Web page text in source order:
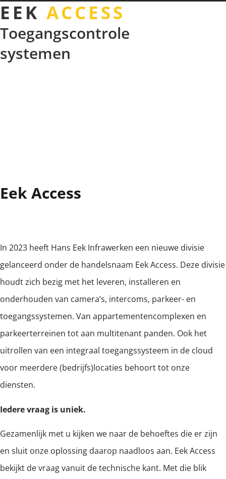
EEK ACCESS
Toegangscontrole
systemen
Eek Access
In 2023 heeft Hans Eek Infrawerken een nieuwe divisie
gelanceerd onder de handelsnaam Eek Access. Deze divisie
houdt zich bezig met het leveren, installeren en
onderhouden van camera’s, intercoms, parkeer- en
toegangssystemen. Van appartementencomplexen en
parkeerterreinen tot aan multitenant panden. Ook het
uitrollen van een integraal toegangssysteem in de cloud
voor meerdere (bedrijfs)locaties behoort tot onze
diensten.
Iedere vraag is uniek.
Gezamenlijk met u kijken we naar de behoeftes die er zijn
en sluit onze oplossing daarop naadloos aan. Eek Access
bekijkt de vraag vanuit de technische kant. Met die blik